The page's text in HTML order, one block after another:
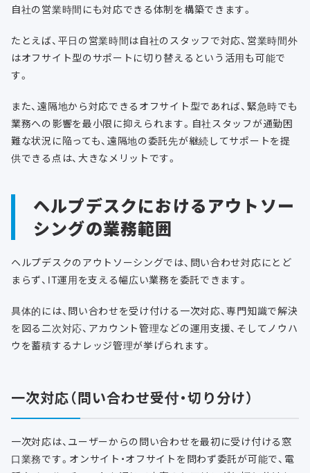
自社の営業時間にも対応できる体制を構築できます。
たとえば、平日の営業時間は自社のスタッフで対応、営業時間外
はオフサイト型のサポートに切り替えるという活用も可能で
す。
また、遠隔地から対応できるオフサイト型であれば、緊急時でも
業務への影響を最小限に抑えられます。自社スタッフが通勤困
難な状況に陥っても、遠隔地の委託先が継続してサポートを提
供できる点は、大きなメリットです。
ヘルプデスクにおけるアウトソー
シングの業務範囲
ヘルプデスクのアウトソーシングでは、問い合わせ対応にとど
まらず、IT運用を支える幅広い業務を委託できます。
具体的には、問い合わせを受け付ける一次対応、専門知識で解決
を図る二次対応、アカウント管理などの運用支援、そしてノウハ
ウを蓄積するナレッジ管理が挙げられます。
一次対応（問い合わせ受付・切り分け）
一次対応は、ユーザーからの問い合わせを最初に受け付ける窓
口業務です。オンサイト・オフサイトを問わず委託が可能で、電